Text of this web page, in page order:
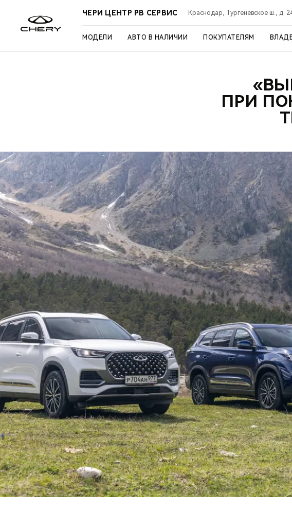
ЧЕРИ ЦЕНТР РВ СЕРВИС Краснодар, Тургеневское ш., д.
МОДЕЛИ АВТО В НАЛИЧИИ ПОКУПАТЕЛЯМ
ПРИ